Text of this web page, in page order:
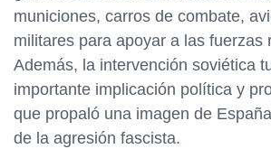
municiones, carros de combate,
militares para apoyar a las fuerzas
Además, la intervención soviética
importante implicación política y
que propaló una imagen de
de la agresión fascista.